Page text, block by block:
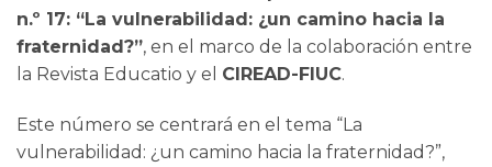
n.º 17: “La vulnerabilidad: ¿un camino hacia la
fraternidad?”, en el marco de la colaboración entre
la Revista Educatio y el CIREAD-FIUC.
Este número se centrará en el tema “La
vulnerabilidad: ¿un camino hacia la fraternidad?”,